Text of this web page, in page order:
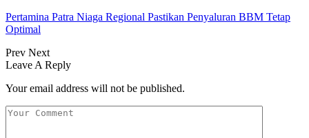
Pertamina Patra Niaga Regional Pastikan Penyaluran BBM Tetap
Optimal
Prev Next
Leave A Reply
Your email address will not be published.